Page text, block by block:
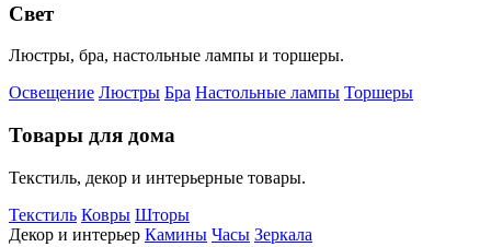
Свет
Люстры, бра, настольные лампы и торшеры.
Освещение Люстры Бра Настольные лампы Торшеры
Товары для дома
Текстиль, декор и интерьерные товары.
Текстиль Ковры Шторы
Декор и интерьер Камины Часы Зеркала